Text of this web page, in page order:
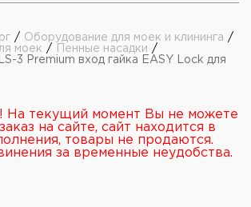
/ Оборудование для моек и клининга /
моек / Пенные насадки /
3 Premium вход гайка EASY Lock для
На текущий момент Вы не можете
на сайте, сайт находится в
товары не продаются.
за временные неудобства.